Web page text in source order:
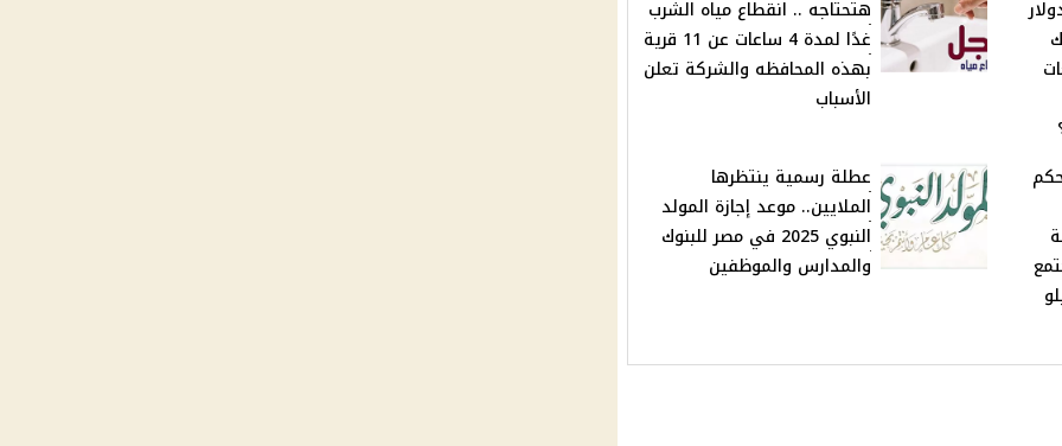
هتحتاجه .. انقطاع مياه الشرب
غدًا لمدة 4 ساعات عن 11 قرية
بهذه المحافظه والشركة تعلن
الأسباب
كيلو
عطلة رسمية ينتظرها
الملايين.. موعد إجازة المولد
النبوي 2025 في مصر للبنوك
والمدارس والموظفين